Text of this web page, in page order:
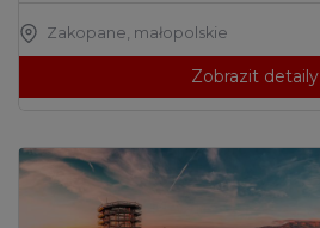
Zakopane, małopolskie
Zobrazit detaily